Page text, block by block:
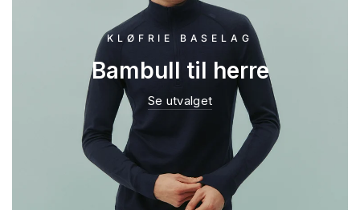
KLØFRIE BASELAG
Bambull til herre
Se utvalget